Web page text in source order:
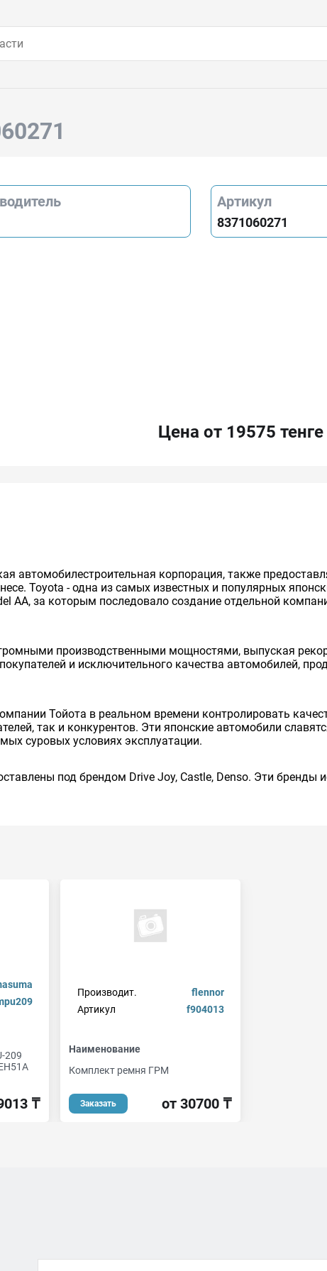
Артикул
8371060271
Цена от 19575 тенге
автомобилестроительная корпорация, также
Toyota - одна из самых известных и популярных
AA, за которым последовало создание отдельной
производственными мощностями, выпуская
и исключительного качества автомобилей,
Тойота в реальном времени контролировать
так и конкурентов. Эти японские автомобили
суровых условиях эксплуатации.
под брендом Drive Joy, Castle, Denso. Эти бренды
209
₸
Производит.
flennor
Артикул
f904013
Наименование
Комплект ремня ГРМ
Заказать от 30700 ₸